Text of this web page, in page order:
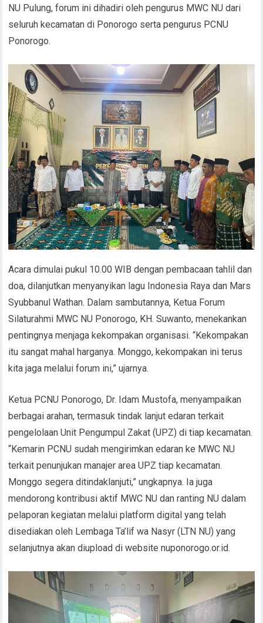
NU Pulung, forum ini dihadiri oleh pengurus MWC NU dari
seluruh kecamatan di Ponorogo serta pengurus PCNU
Ponorogo.
Acara dimulai pukul 10.00 WIB dengan pembacaan tahlil dan
doa, dilanjutkan menyanyikan lagu Indonesia Raya dan Mars
Syubbanul Wathan. Dalam sambutannya, Ketua Forum
Silaturahmi MWC NU Ponorogo, KH. Suwanto, menekankan
pentingnya menjaga kekompakan organisasi. “Kekompakan
itu sangat mahal harganya. Monggo, kekompakan ini terus
kita jaga melalui forum ini,” ujarnya.
Ketua PCNU Ponorogo, Dr. Idam Mustofa, menyampaikan
berbagai arahan, termasuk tindak lanjut edaran terkait
pengelolaan Unit Pengumpul Zakat (UPZ) di tiap kecamatan.
“Kemarin PCNU sudah mengirimkan edaran ke MWC NU
terkait penunjukan manajer area UPZ tiap kecamatan.
Monggo segera ditindaklanjuti,” ungkapnya. Ia juga
mendorong kontribusi aktif MWC NU dan ranting NU dalam
pelaporan kegiatan melalui platform digital yang telah
disediakan oleh Lembaga Ta’lif wa Nasyr (LTN NU) yang
selanjutnya akan diupload di website nuponorogo.or.id.